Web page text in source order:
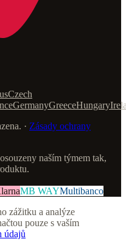
Czech
GermanyGreeceHungary
· Zásady ochrany
naším týmem tak,
MB WAYMultibanco
zážitku a analýze
pouze s vaším
údajů